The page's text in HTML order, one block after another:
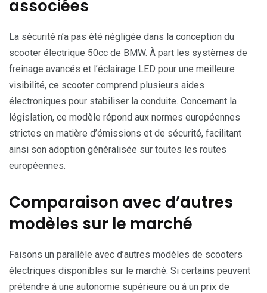
associées
La sécurité n’a pas été négligée dans la conception du
scooter électrique 50cc de BMW. À part les systèmes de
freinage avancés et l’éclairage LED pour une meilleure
visibilité, ce scooter comprend plusieurs aides
électroniques pour stabiliser la conduite. Concernant la
législation, ce modèle répond aux normes européennes
strictes en matière d’émissions et de sécurité, facilitant
ainsi son adoption généralisée sur toutes les routes
européennes.
Comparaison avec d’autres
modèles sur le marché
Faisons un parallèle avec d’autres modèles de scooters
électriques disponibles sur le marché. Si certains peuvent
prétendre à une autonomie supérieure ou à un prix de